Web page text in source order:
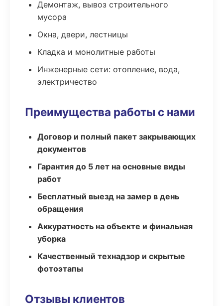
Демонтаж, вывоз строительного
мусора
Окна, двери, лестницы
Кладка и монолитные работы
Инженерные сети: отопление, вода,
электричество
Преимущества работы с нами
Договор и полный пакет закрывающих
документов
Гарантия до 5 лет на основные виды
работ
Бесплатный выезд на замер в день
обращения
Аккуратность на объекте и финальная
уборка
Качественный технадзор и скрытые
фотоэтапы
Отзывы клиентов